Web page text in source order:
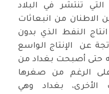
تنتشر في البلاد
الاطنان من انبعاثات
النفط الذي بدون
عن الإنتاج الواسع
حتى أصبحت بغداد من
على الرغم من صغرها
الأخرى، بغداد وهي